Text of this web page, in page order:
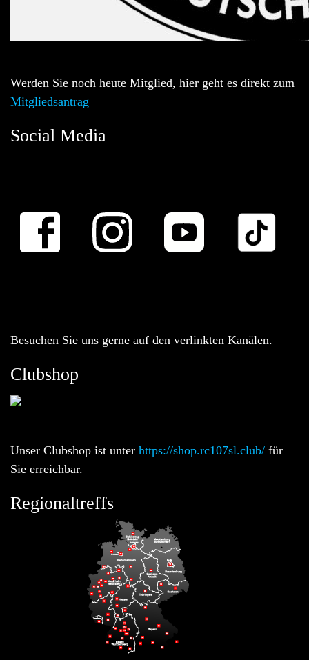
Werden Sie noch heute Mitglied, hier geht es direkt zum
Mitgliedsantrag
Social Media
Besuchen Sie uns gerne auf den verlinkten Kanälen.
Clubshop
Unser Clubshop ist unter https://shop.rc107sl.club/ für
Sie erreichbar.
Regionaltreffs